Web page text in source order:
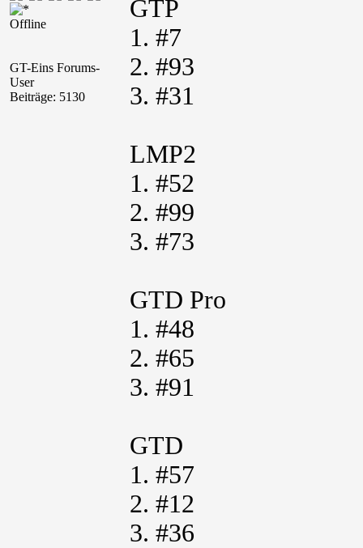
Offline
GT-Eins Forums-
User
Beiträge: 5130
GTP
1. #7
2. #93
3. #31
LMP2
1. #52
2. #99
3. #73
GTD Pro
1. #48
2. #65
3. #91
GTD
1. #57
2. #12
3. #36